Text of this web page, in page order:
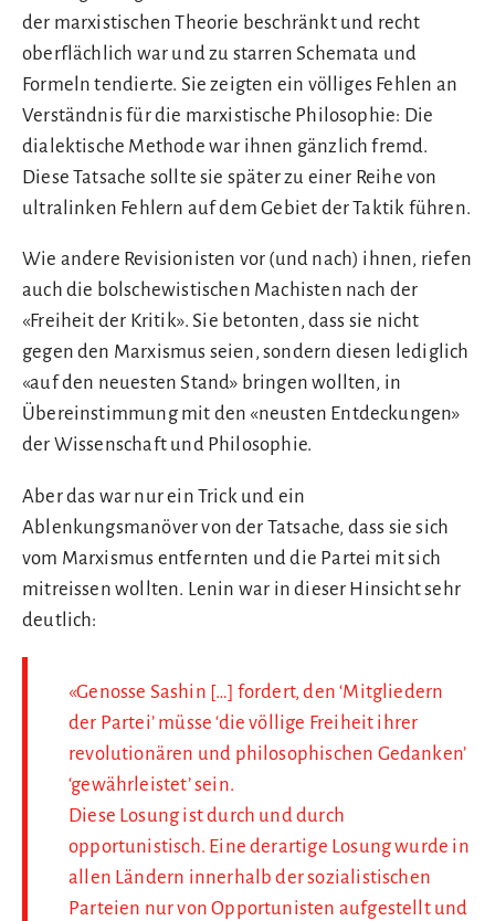
der marxistischen Theorie beschränkt und recht
oberflächlich war und zu starren Schemata und
Formeln tendierte. Sie zeigten ein völliges Fehlen an
Verständnis für die marxistische Philosophie: Die
dialektische Methode war ihnen gänzlich fremd.
Diese Tatsache sollte sie später zu einer Reihe von
ultralinken Fehlern auf dem Gebiet der Taktik führen.
Wie andere Revisionisten vor (und nach) ihnen, riefen
auch die bolschewistischen Machisten nach der
«Freiheit der Kritik». Sie betonten, dass sie nicht
gegen den Marxismus seien, sondern diesen lediglich
«auf den neuesten Stand» bringen wollten, in
Übereinstimmung mit den «neusten Entdeckungen»
der Wissenschaft und Philosophie.
Aber das war nur ein Trick und ein
Ablenkungsmanöver von der Tatsache, dass sie sich
vom Marxismus entfernten und die Partei mit sich
mitreissen wollten. Lenin war in dieser Hinsicht sehr
deutlich:
«Genosse Sashin […] fordert, den ‘Mitgliedern
der Partei’ müsse ‘die völlige Freiheit ihrer
revolutionären und philosophischen Gedanken’
‘gewährleistet’ sein.
Diese Losung ist durch und durch
opportunistisch. Eine derartige Losung wurde in
allen Ländern innerhalb der sozialistischen
Parteien nur von Opportunisten aufgestellt und